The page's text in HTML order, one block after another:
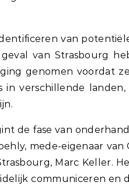
van
van Strasbourg
genomen voordat
in verschillende
de fase van
mede-eigenaar van
Marc Keller.
communiceren en